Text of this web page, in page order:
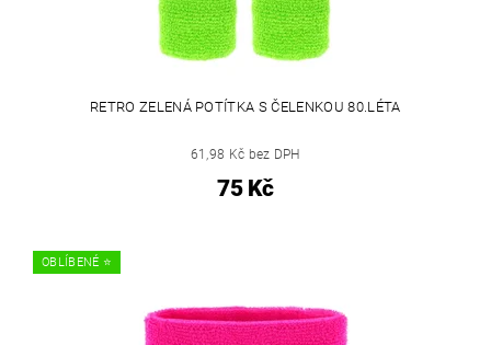
RETRO ZELENÁ POTÍTKA S ČELENKOU 80.LÉTA
61,98 Kč bez DPH
75 Kč
OBLÍBENÉ ⭐️